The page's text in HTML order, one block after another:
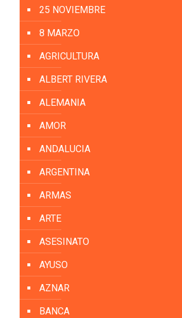
25 NOVIEMBRE
8 MARZO
AGRICULTURA
ALBERT RIVERA
ALEMANIA
AMOR
ANDALUCIA
ARGENTINA
ARMAS
ARTE
ASESINATO
AYUSO
AZNAR
BANCA